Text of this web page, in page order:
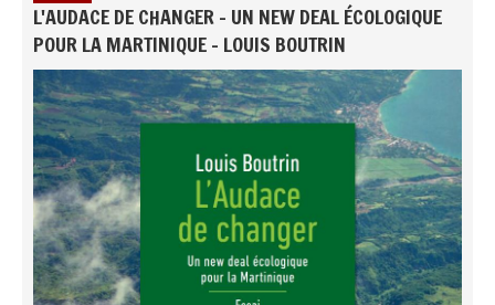
L'AUDACE DE CHANGER - UN NEW DEAL ÉCOLOGIQUE
POUR LA MARTINIQUE - LOUIS BOUTRIN